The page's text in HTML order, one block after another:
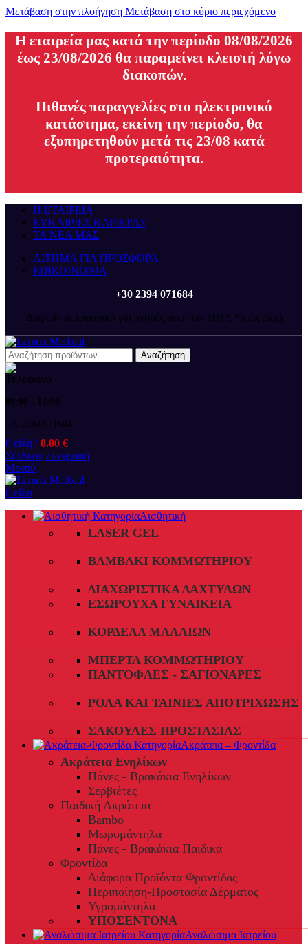
Μετάβαση στην πλοήγηση Μετάβαση στο κύριο περιεχόμενο
H εταιρεία μας κατά την περίοδο 08/08/2026
έως 23/08/2026 θα παραμείνει κλειστή λόγω
διακοπών.
Πιθανές παραγγελίες στο ηλεκτρονικό
κατάστημα, εκείνη την περίοδο, θα
εξυπηρετηθούν μετά τις 23/08 κατά
προτεραιότητα.
Η ΕΤΑΙΡΕΙΑ
ΕΥΚΑΙΡΙΕΣ ΚΑΡΙΕΡΑΣ
ΤΑ ΝΕΑ ΜΑΣ
ΑΙΤΗΜΑ ΓΙΑ ΠΡΟΣΦΟΡΑ
ΕΠΙΚΟΙΝΩΝΙΑ
+30 2394 071684
Δωρεάν μεταφορικά για αγορές άνω των 100 € *(εώς 5kg)
Αναζήτηση
09:00 - 17:00
+30 2394 071684
0 είδη / 0.00 €
Σύνδεση / εγγραφή
Μενού
0 είδη
Αισθητική
LASER GEL
ΒΑΜΒΆΚΙ ΚΟΜΜΩΤΗΡΊΟΥ
ΔΙΑΧΩΡΙΣΤΙΚΆ ΔΑΧΤΎΛΩΝ
ΕΣΏΡΟΥΧΑ ΓΥΝΑΙΚΕΊΑ
ΚΟΡΔΈΛΑ ΜΑΛΛΙΏΝ
ΜΠΈΡΤΑ ΚΟΜΜΩΤΗΡΊΟΥ
ΠΑΝΤΌΦΛΕΣ - ΣΑΓΙΟΝΆΡΕΣ
ΡΟΛΆ ΚΑΙ ΤΑΙΝΊΕΣ ΑΠΟΤΡΊΧΩΣΗΣ
ΣΑΚΟΎΛΕΣ ΠΡΟΣΤΑΣΊΑΣ
Ακράτεια – Φροντίδα
Ακράτεια Ενηλίκων
Πάνες - Βρακάκια Ενηλίκων
Σερβιέτες
Παιδική Ακράτεια
Bambo
Μωρομάντηλα
Πάνες - Βρακάκια Παιδικά
Φροντίδα
Διάφορα Προϊόντα Φροντίδας
Περιποίηση-Προστασία Δέρματος
Υγρομάντηλα
ΥΠΟΣΕΝΤΟΝΑ
Αναλώσιμα Ιατρείου